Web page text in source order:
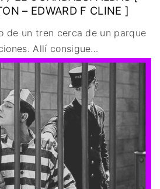
– EDWARD F CLINE ]
de un tren cerca de un parque
Allí consigue…